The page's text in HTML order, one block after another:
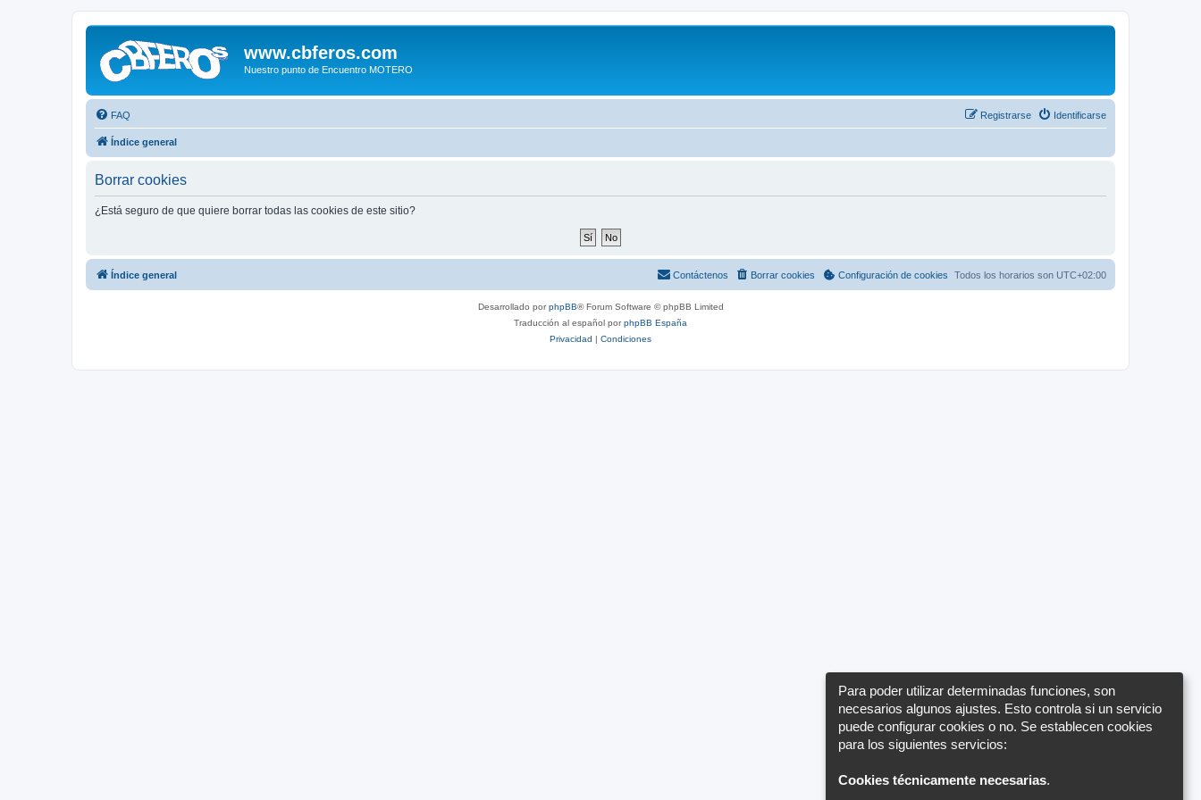
www.cbferos.com
Nuestro punto de Encuentro MOTERO
FAQ Identificarse
Registrarse
Índice general
Borrar cookies
¿Está seguro de que quiere borrar todas las cookies de este sitio?
Índice general Todos los horarios son UTC+02:00
Configuración de cookies
Borrar cookies
Contáctenos
Desarrollado porphpBB® Forum Software © phpBB Limited
Traducción al español porphpBB España
Privacidad | Condiciones
Para poder utilizar determinadas funciones, son
necesarios algunos ajustes. Esto controla si un servicio
puede configurar cookies o no. Se establecen cookies
para los siguientes servicios:
Cookies técnicamente necesarias.